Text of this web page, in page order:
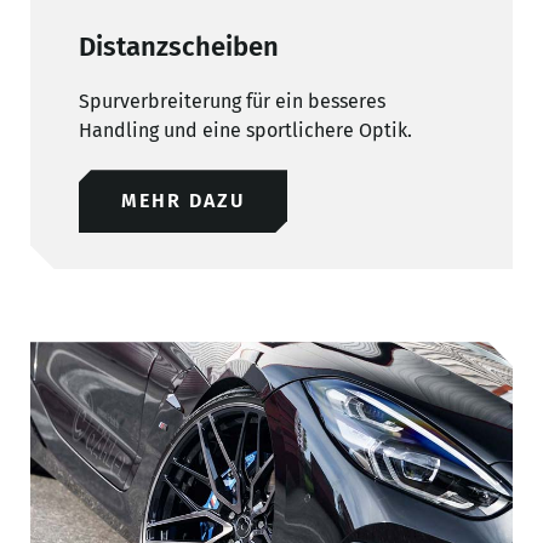
Distanzscheiben
Spurverbreiterung für ein besseres
Handling und eine sportlichere Optik.
MEHR DAZU